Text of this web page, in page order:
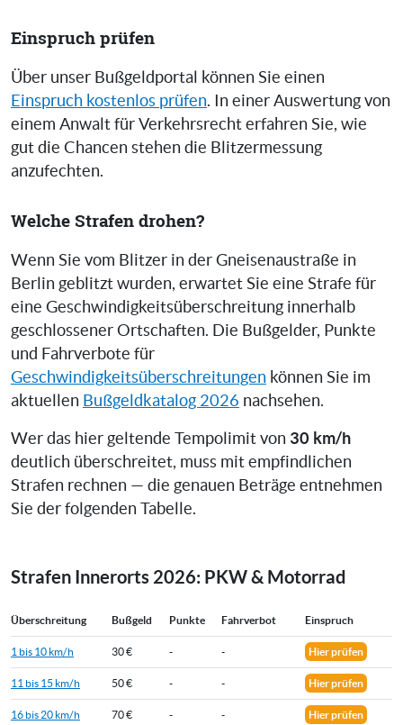
Einspruch prüfen
Über unser Bußgeldportal können Sie einen
Einspruch kostenlos prüfen. In einer Auswertung von
einem Anwalt für Verkehrsrecht erfahren Sie, wie
gut die Chancen stehen die Blitzermessung
anzufechten.
Welche Strafen drohen?
Wenn Sie vom Blitzer in der Gneisenaustraße in
Berlin geblitzt wurden, erwartet Sie eine Strafe für
eine Geschwindigkeitsüberschreitung innerhalb
geschlossener Ortschaften. Die Bußgelder, Punkte
und Fahrverbote für
Geschwindigkeitsüberschreitungen können Sie im
aktuellen Bußgeldkatalog 2026 nachsehen.
Wer das hier geltende Tempolimit von 30 km/h
deutlich überschreitet, muss mit empfindlichen
Strafen rechnen — die genauen Beträge entnehmen
Sie der folgenden Tabelle.
Strafen Innerorts 2026: PKW & Motorrad
Überschreitung Bußgeld Punkte Fahrverbot Einspruch
1 bis 10 km/h 30 € - - Hier prüfen
11 bis 15 km/h 50 € - - Hier prüfen
16 bis 20 km/h 70 € - - Hier prüfen